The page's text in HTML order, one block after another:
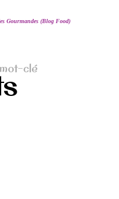
Gourmandes (Blog Food)
clé